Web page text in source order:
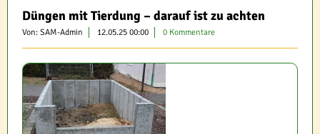
Düngen mit Tierdung – darauf ist zu achten
Von: SAM-Admin 12.05.25 00:00 0 Kommentare